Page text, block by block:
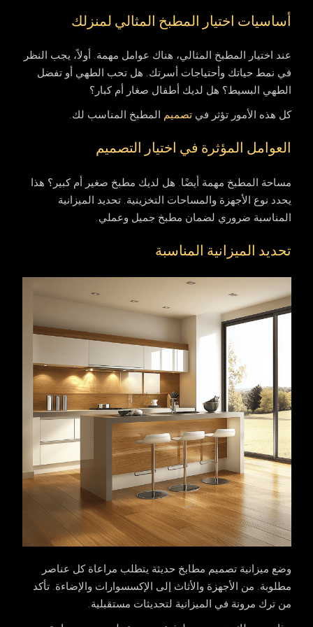
أساسيات اختيار المطبخ المثالي لمنزلك
عند اختيار المطبخ المثالي، هناك عوامل مهمة. أولاً، يجب النظر
في نمط حياتك وأحتياجات أسرتك. هل تحب الطهي أو تفضل
الطهي البسيط؟ هل لديك أطفال صغار أم كبار؟
كل هذه الأمور تؤثر في تصميم المطبخ المناسب لك.
العوامل المؤثرة في اختيار التصميم
مساحة المطبخ مهمة أيضًا. هل لديك مطبخ صغير أم كبير؟ هذا
يحدد نوع الأجهزة والمساحات التخزينية. تحديد الميزانية
المناسبة ضروري لضمان مطبخ جميل وعملي.
تحديد الميزانية المناسبة
وضع ميزانية تصميم مطابخ حديثة يتطلب مراعاة كل عناصر
مطلوبة. من الأجهزة والأثاث إلى الإكسسوارات والإضاءة. تأكد
من ترك مرونة في الميزانية لتحديثات مستقبلية.